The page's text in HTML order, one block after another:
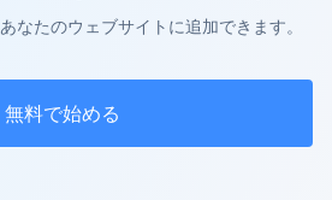
たのウェブサイトに追加できます。
無料で始める